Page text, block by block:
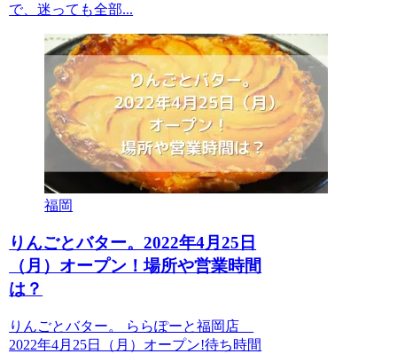
で、迷っても全部...
福岡
りんごとバター。2022年4月25日
（月）オープン！場所や営業時間
は？
りんごとバター。 ららぽーと福岡店
2022年4月25日（月）オープン!待ち時間